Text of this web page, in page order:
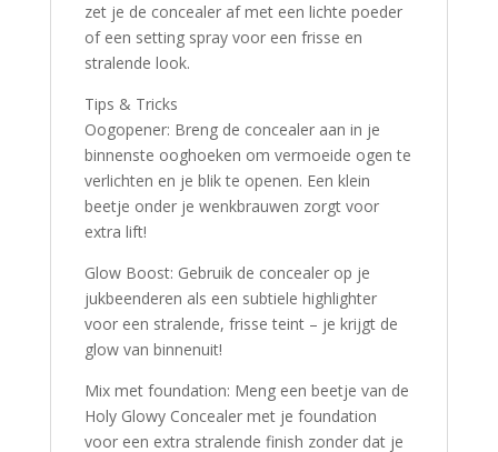
zet je de concealer af met een lichte poeder
of een setting spray voor een frisse en
stralende look.
Tips & Tricks
Oogopener: Breng de concealer aan in je
binnenste ooghoeken om vermoeide ogen te
verlichten en je blik te openen. Een klein
beetje onder je wenkbrauwen zorgt voor
extra lift!
Glow Boost: Gebruik de concealer op je
jukbeenderen als een subtiele highlighter
voor een stralende, frisse teint – je krijgt de
glow van binnenuit!
Mix met foundation: Meng een beetje van de
Holy Glowy Concealer met je foundation
voor een extra stralende finish zonder dat je